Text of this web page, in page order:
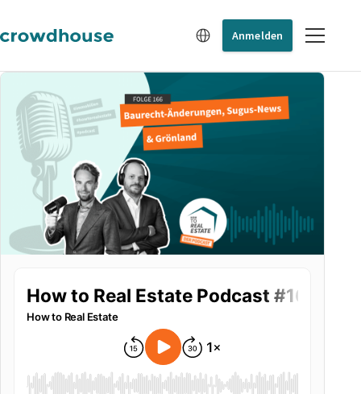
Anmelden